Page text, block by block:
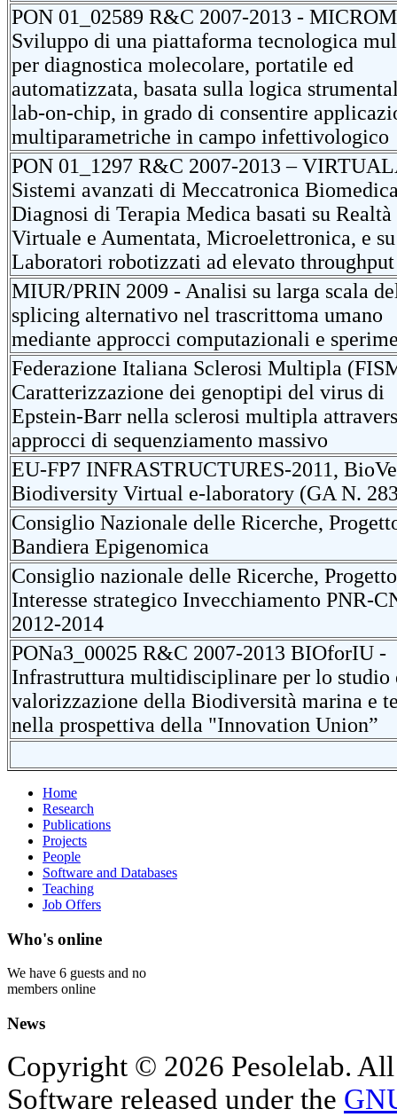
PON 01_02589 R&C 2007-2013 -
Sviluppo di una piattaforma tecnologica
per diagnostica molecolare, portatile ed
automatizzata, basata sulla logica
lab-on-chip, in grado di consentire
multiparametriche in campo infettivologico
PON 01_1297 R&C 2007-2013 –
Sistemi avanzati di Meccatronica
Diagnosi di Terapia Medica basati su Realtà
Virtuale e Aumentata, Microelettronica, e su
Laboratori robotizzati ad elevato throughput
MIUR/PRIN 2009 - Analisi su larga scala
splicing alternativo nel trascrittoma umano
mediante approcci computazionali e
Federazione Italiana Sclerosi Multipla
Caratterizzazione dei genoptipi del virus di
Epstein-Barr nella sclerosi multipla
approcci di sequenziamento massivo
EU-FP7 INFRASTRUCTURES-2011,
Biodiversity Virtual e-laboratory (GA N.
Consiglio Nazionale delle Ricerche,
Bandiera Epigenomica
Consiglio nazionale delle Ricerche,
Interesse strategico Invecchiamento PNR-
2012-2014
PONa3_00025 R&C 2007-2013 BIOforIU -
Infrastruttura multidisciplinare per lo studio
valorizzazione della Biodiversità marina e
nella prospettiva della "Innovation Union”
Home
Research
Publications
Projects
People
Software and Databases
Teaching
Job Offers
Who's online
We have 6 guests and no
members online
News
Copyright © 2026 Pesolelab.
Software released under the